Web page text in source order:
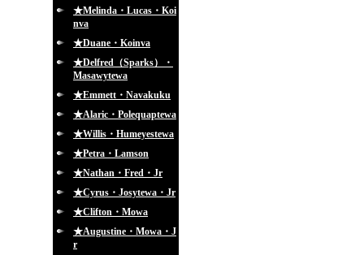
★Melinda・Lucas・Koi
nva
★Duane・Koinva
★Delfred（Sparks）・
Masawytewa
★Emmett・Navakuku
★Alaric・Polequaptewa
★Willis・Humeyestewa
★Petra・Lamson
★Nathan・Fred・Jr
★Cyrus・Josytewa・Jr
★Clifton・Mowa
★Augustine・Mowa・J
r